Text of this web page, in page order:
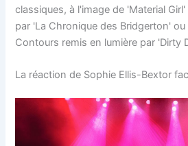
classiques, à l'image de 'Material
par 'La Chronique des Bridgerton'
Contours remis en lumière par 'Dirty
La réaction de Sophie Ellis-Bextor